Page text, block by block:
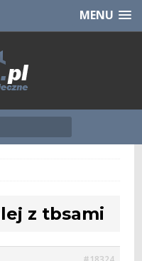
CHCĘ [klik]MENU
z tbsami